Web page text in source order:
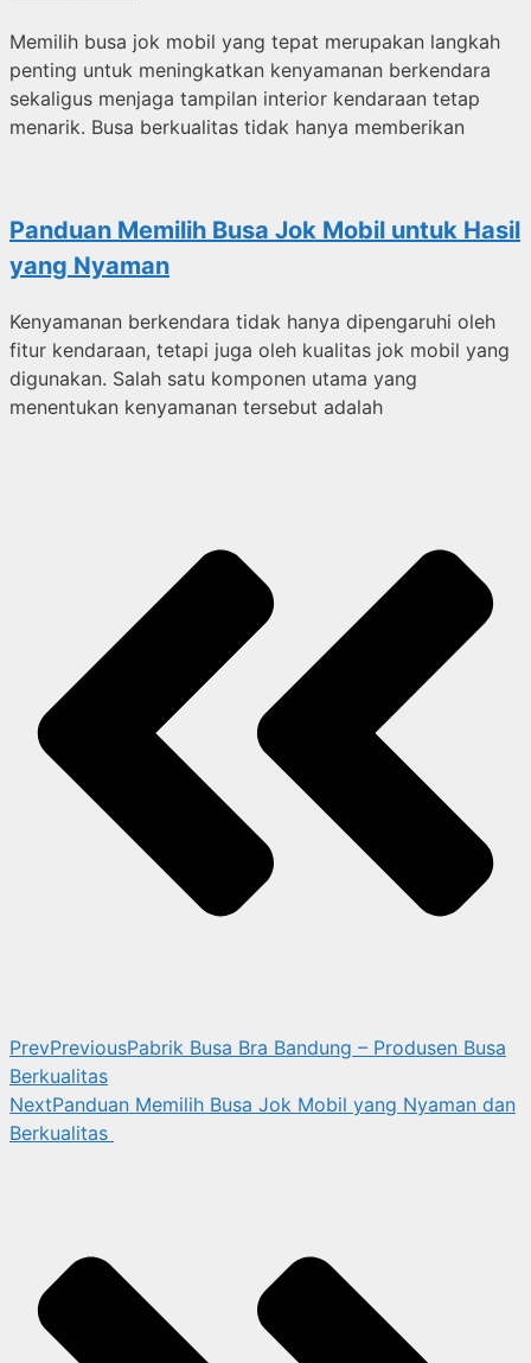
Memilih busa jok mobil yang tepat merupakan langkah
penting untuk meningkatkan kenyamanan berkendara
sekaligus menjaga tampilan interior kendaraan tetap
menarik. Busa berkualitas tidak hanya memberikan
Panduan Memilih Busa Jok Mobil untuk Hasil
yang Nyaman
Kenyamanan berkendara tidak hanya dipengaruhi oleh
fitur kendaraan, tetapi juga oleh kualitas jok mobil yang
digunakan. Salah satu komponen utama yang
menentukan kenyamanan tersebut adalah
PrevPreviousPabrik Busa Bra Bandung – Produsen Busa
Berkualitas
NextPanduan Memilih Busa Jok Mobil yang Nyaman dan
Berkualitas